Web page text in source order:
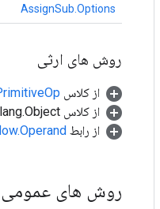
AssignSub.Options
روش های ارثی
از کلاس
از کلاس java.lang.Object
از رابط
روش های عمومی